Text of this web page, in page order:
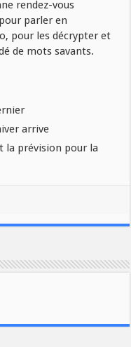
rendez-vous
parler en
pour les décrypter et
de mots savants.
arrive
la prévision pour la